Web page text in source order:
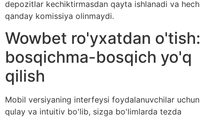
depozitlar kechiktirmasdan qayta ishlanadi va hech
qanday komissiya olinmaydi.
Wowbet ro'yxatdan o'tish:
bosqichma-bosqich yo'q
qilish
Mobil versiyaning interfeysi foydalanuvchilar uchun
qulay va intuitiv bo'lib, sizga bo'limlarda tezda